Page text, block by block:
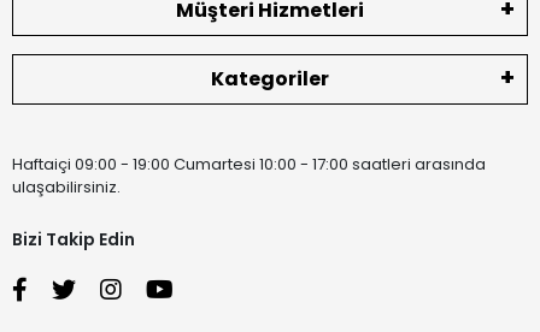
Müşteri Hizmetleri
Kategoriler
Haftaiçi 09:00 - 19:00 Cumartesi 10:00 - 17:00 saatleri arasında
ulaşabilirsiniz.
Bizi Takip Edin